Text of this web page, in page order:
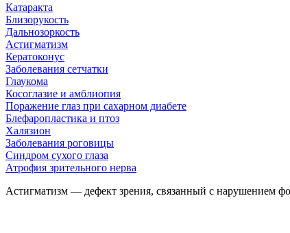
Катаракта
Близорукость
Дальнозоркость
Астигматизм
Кератоконус
Заболевания сетчатки
Глаукома
Косоглазие и амблиопия
Поражение глаз при сахарном диабете
Блефаропластика и птоз
Халязион
Заболевания роговицы
Синдром сухого глаза
Атрофия зрительного нерва
Астигматизм — дефект зрения, связанный с нарушением